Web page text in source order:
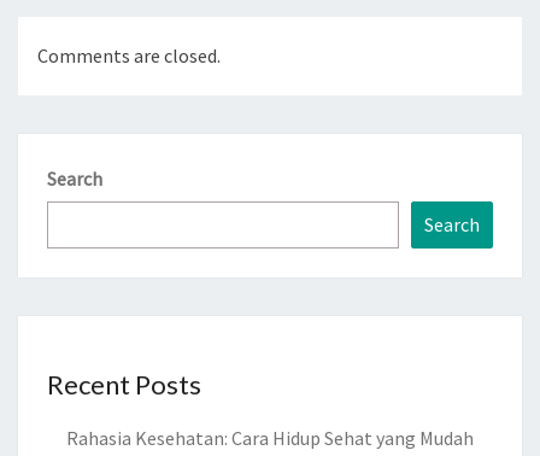
Comments are closed.
Search
Search
Recent Posts
Rahasia Kesehatan: Cara Hidup Sehat yang Mudah